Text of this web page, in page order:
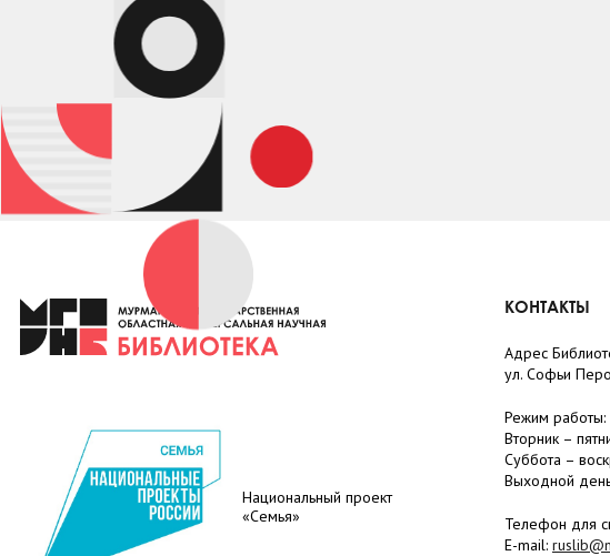
Национальный проект
«Семья»
КОНТАКТЫ
Адрес
ул. Софьи
Режим работы:
Вторник –
Суббота – в
Выходной
Телефон для
E-mail: